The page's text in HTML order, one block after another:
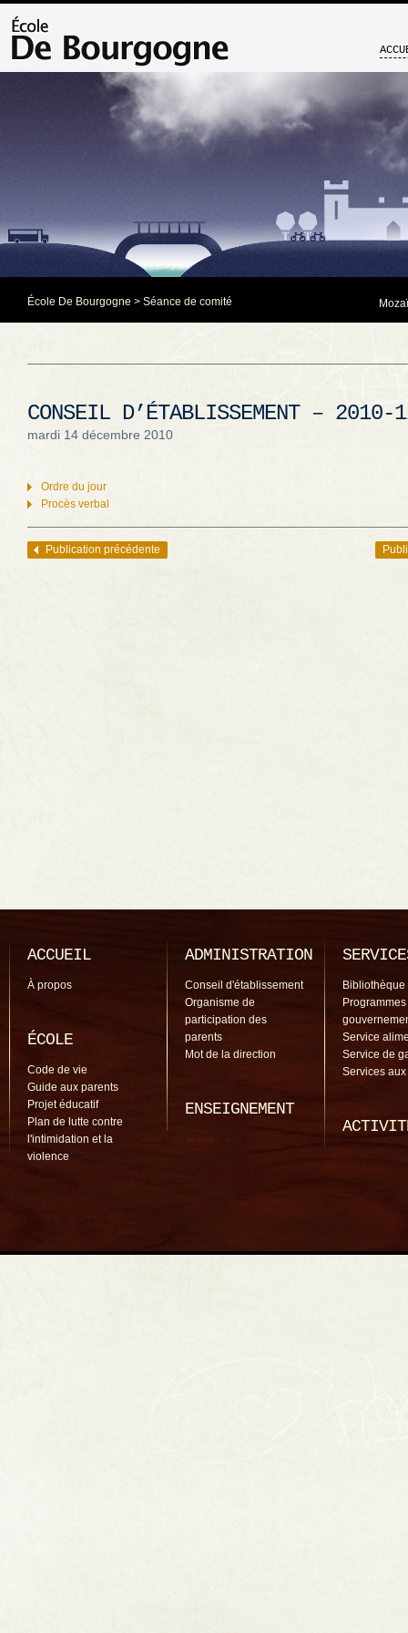
École De Bourgogne > Séance de comité
CONSEIL D’ÉTABLISSEMENT – 2010-
mardi 14 décembre 2010
Ordre du jour
Procès verbal
Navigation des articles
Publication précédente
ACCUEIL
À propos
ÉCOLE
Code de vie
Guide aux parents
Projet éducatif
Plan de lutte contre
l'intimidation et la
violence
ADMINISTRATION
Conseil d'établissement
Organisme de
participation des
parents
Mot de la direction
ENSEIGNEMENT
Bibliothèque
Programmes
Service
Service de
Services